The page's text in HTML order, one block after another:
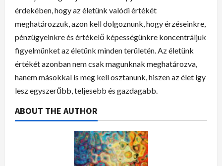
érdekében, hogy az életünk valódi értékét
meghatározzuk, azon kell dolgoznunk, hogy érzéseinkre,
pénzügyeinkre és értékelő képességünkre koncentráljuk
figyelmünket az életünk minden területén. Az életünk
értékét azonban nem csak magunknak meghatározva,
hanem másokkal is meg kell osztanunk, hiszen az élet így
lesz egyszerűbb, teljesebb és gazdagabb.
ABOUT THE AUTHOR